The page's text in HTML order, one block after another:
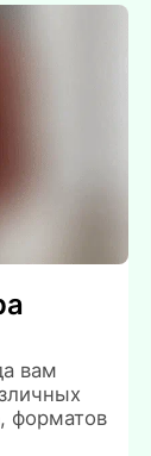
вам
форматов